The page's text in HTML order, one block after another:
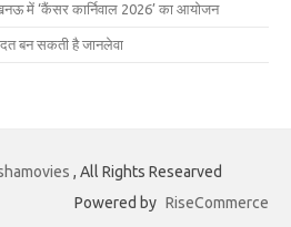
में ‘कैंसर कार्निवाल 2026’ का आयोजन
बन सकती है जानलेवा
, All Rights Researved
Powered by RiseCommerce